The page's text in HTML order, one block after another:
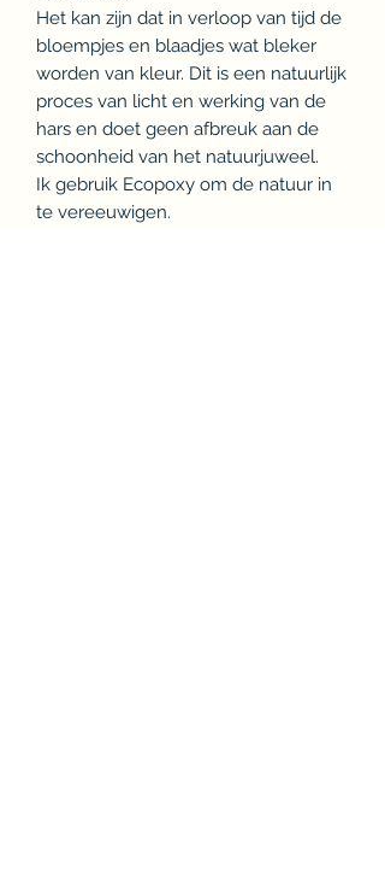
Het kan zijn dat in verloop van tijd de
bloempjes en blaadjes wat bleker
worden van kleur. Dit is een natuurlijk
proces van licht en werking van de
hars en doet geen afbreuk aan de
schoonheid van het natuurjuweel.
Ik gebruik Ecopoxy om de natuur in
te vereeuwigen.